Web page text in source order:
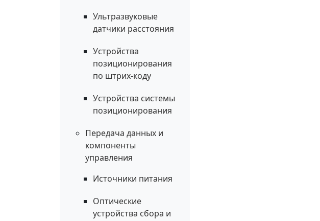
Ультразвуковые
датчики расстояния
Устройства
позиционирования
по штрих-коду
Устройства системы
позиционирования
Передача данных и
компоненты
управления
Источники питания
Оптические
устройства сбора и